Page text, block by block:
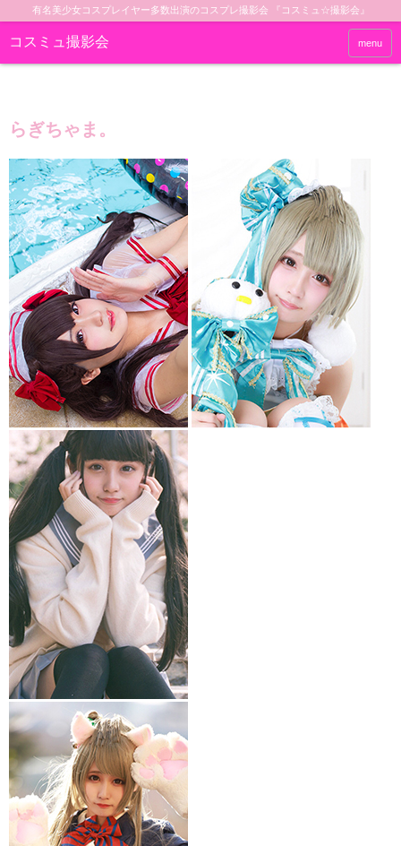
有名美少女コスプレイヤー多数出演のコスプレ撮影会 『コスミュ☆撮影会』
コスミュ撮影会 menu
らぎちゃま。